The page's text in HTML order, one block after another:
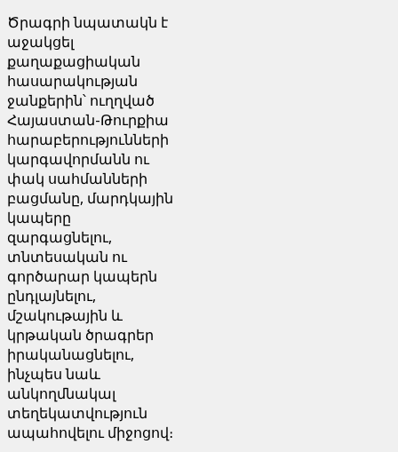
Ծրագրի նպատակն է
աջակցել
քաղաքացիական
հասարակության
ջանքերին՝ ուղղված
Հայաստան-Թուրքիա
հարաբերությունների
կարգավորմանն ու
փակ սահմանների
բացմանը, մարդկային
կապերը
զարգացնելու,
տնտեսական ու
գործարար կապերն
ընդլայնելու,
մշակութային և
կրթական ծրագրեր
իրականացնելու,
ինչպես նաև
անկողմնակալ
տեղեկատվություն
ապահովելու միջոցով։